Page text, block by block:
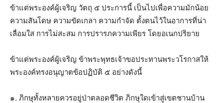
ข้าแต่พระองค์ผู้เจริญ วัตถุ ๕ ประการนี้ เป็นไปเพื่อความมักน้อย
ความสันโดษ ความขัดเกลา ความกำจัด ตั้งตนไว้ในอาการที่น่า
เลื่อมใส การไม่สะสม การปรารภความเพียร โดยอเนกปริยาย
ข้าแต่พระองค์ผู้เจริญ ข้าพระพุทธเจ้าขอประทานพระวโรกาสให้
พระองค์ทรงอนุญาตข้อปฏิบัติ ๕ อย่างดังนี้
๑. ภิกษุทั้งหลายควรอยู่ป่าตลอดชีวิต ภิกษุใดเข้าสู่เขตชานบ้าน